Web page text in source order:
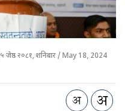
५ जेष्ठ २०८१, शनिबार / May 18, 2024